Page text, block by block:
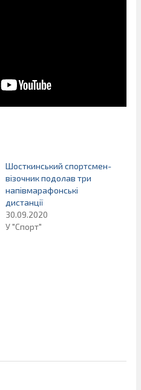
Шосткинський спортсмен-
візочник подолав три
напівмарафонські
дистанції
30.09.2020
У "Спорт"